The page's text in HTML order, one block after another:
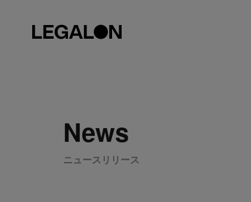
News
ニュースリリース